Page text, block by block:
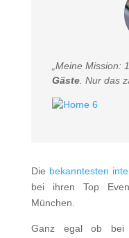
„Meine Mission:
Gäste. Nur das
Die bekanntesten
bei ihren Top
München.
Ganz egal ob bei